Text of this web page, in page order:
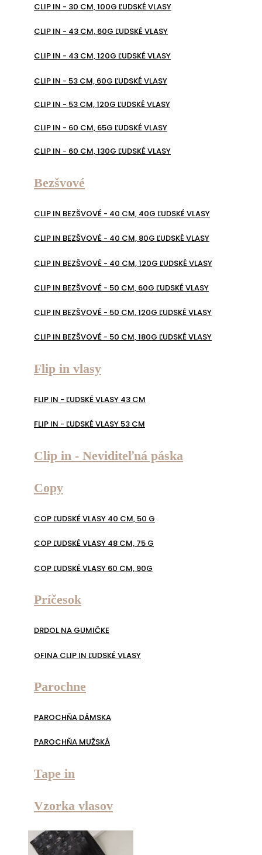
CLIP IN - 30 CM, 100G ĽUDSKÉ VLASY
CLIP IN - 43 CM, 60G ĽUDSKÉ VLASY
CLIP IN - 43 CM, 120G ĽUDSKÉ VLASY
CLIP IN - 53 CM, 60G ĽUDSKÉ VLASY
CLIP IN - 53 CM, 120G ĽUDSKÉ VLASY
CLIP IN - 60 CM, 65G ĽUDSKÉ VLASY
CLIP IN - 60 CM, 130G ĽUDSKÉ VLASY
Bezšvové
CLIP IN BEZŠVOVÉ - 40 CM, 40G ĽUDSKÉ VLASY
CLIP IN BEZŠVOVÉ - 40 CM, 80G ĽUDSKÉ VLASY
CLIP IN BEZŠVOVÉ - 40 CM, 120G ĽUDSKÉ VLASY
CLIP IN BEZŠVOVÉ - 50 CM, 60G ĽUDSKÉ VLASY
CLIP IN BEZŠVOVÉ - 50 CM, 120G ĽUDSKÉ VLASY
CLIP IN BEZŠVOVÉ - 50 CM, 180G ĽUDSKÉ VLASY
Flip in vlasy
FLIP IN - ĽUDSKÉ VLASY 43 CM
FLIP IN - ĽUDSKÉ VLASY 53 CM
Clip in - Neviditeľná páska
Copy
COP ĽUDSKÉ VLASY 40 CM, 50 G
COP ĽUDSKÉ VLASY 48 CM, 75 G
COP ĽUDSKÉ VLASY 60 CM, 90G
Príčesok
DRDOL NA GUMIČKE
OFINA CLIP IN ĽUDSKÉ VLASY
Parochne
PAROCHŇA DÁMSKA
PAROCHŇA MUŽSKÁ
Tape in
Vzorka vlasov